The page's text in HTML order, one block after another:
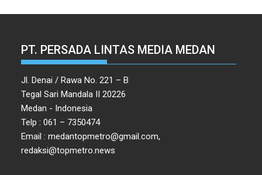
PT. PERSADA LINTAS MEDIA MEDAN
Jl. Denai / Rawa No. 221 – B
Tegal Sari Mandala II 20226
Medan - Indonesia
Telp : 061 – 7350474
Email : medantopmetro@gmail.com,
redaksi@topmetro.news